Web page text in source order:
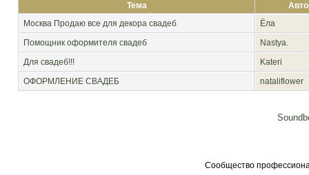
Тема
Москва Продаю все для декора свадеб
Ёла
Помощник оформителя свадеб
Nastya.
Для свадеб!!!
Kateri
ОФОРМЛЕНИЕ СВАДЕБ
nataliflower
Сообщество